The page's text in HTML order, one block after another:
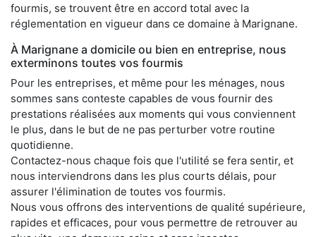
fourmis, se trouvent être en accord total avec la
réglementation en vigueur dans ce domaine à Marignane.
À Marignane a domicile ou bien en entreprise, nous
exterminons toutes vos fourmis
Pour les entreprises, et même pour les ménages, nous
sommes sans conteste capables de vous fournir des
prestations réalisées aux moments qui vous conviennent
le plus, dans le but de ne pas perturber votre routine
quotidienne.
Contactez-nous chaque fois que l'utilité se fera sentir, et
nous interviendrons dans les plus courts délais, pour
assurer l'élimination de toutes vos fourmis.
Nous vous offrons des interventions de qualité supérieure,
rapides et efficaces, pour vous permettre de retrouver au